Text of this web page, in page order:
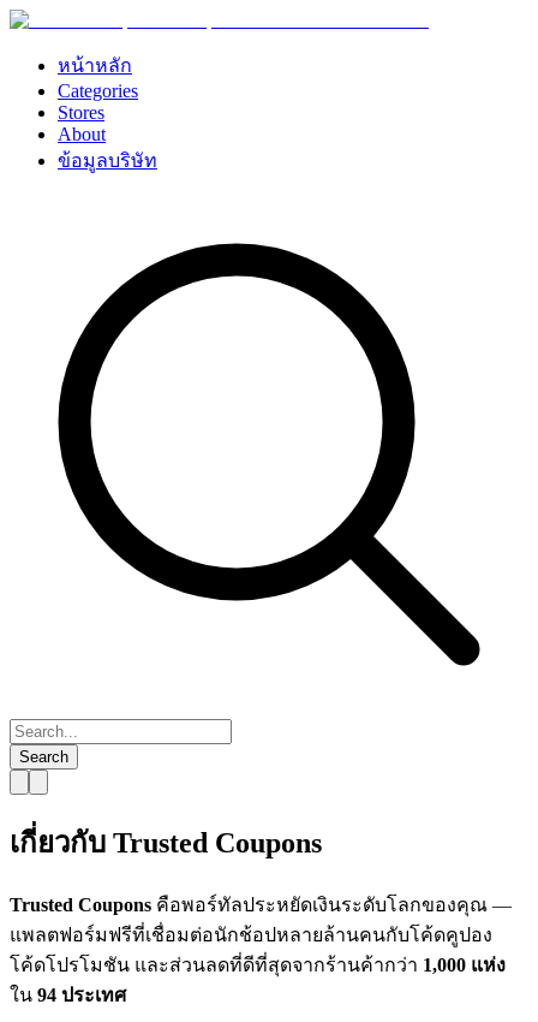
หน้าหลัก
Categories
Stores
About
ข้อมูลบริษัท
Search
เกี่ยวกับ Trusted Coupons
Trusted Coupons คือพอร์ทัลประหยัดเงินระดับโลกของคุณ —
แพลตฟอร์มฟรีที่เชื่อมต่อนักช้อปหลายล้านคนกับโค้ดคูปอง
โค้ดโปรโมชัน และส่วนลดที่ดีที่สุดจากร้านค้ากว่า 1,000 แห่ง
ใน 94 ประเทศ